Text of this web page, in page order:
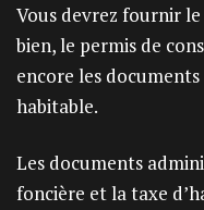
Vous devrez fournir
bien, le permis de
encore les
habitable.
Les documents
foncière et la taxe